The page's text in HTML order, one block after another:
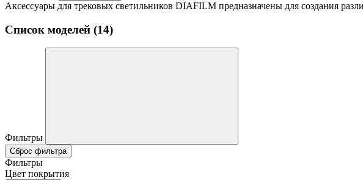
Аксессуары для трековых светильников DIAFILM предназначены для создания
Список моделей (14)
Фильтры
Сброс фильтра
Фильтры
Цвет покрытия